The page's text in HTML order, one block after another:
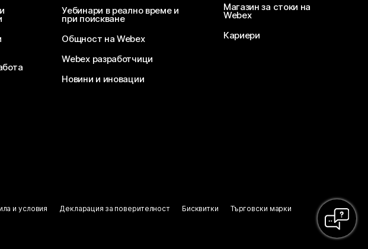
Уебинари в реално време и
при поискване
Общност на Webex
Webex разработчици
Новини и иновации
Магазин за стоки на
Webex
Кариери
и условия Декларация за поверителност Бисквитки Търговски марки